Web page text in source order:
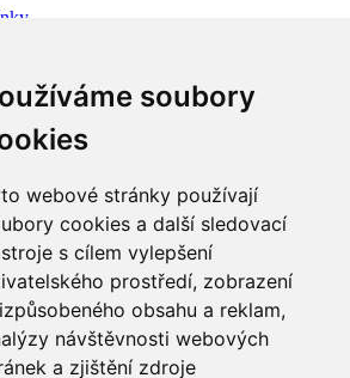
soubory
webové stránky používají
cookies a další sledovací
s cílem vylepšení
prostředí, zobrazení
obsahu a reklam,
návštěvnosti webových
a zjištění zdroje